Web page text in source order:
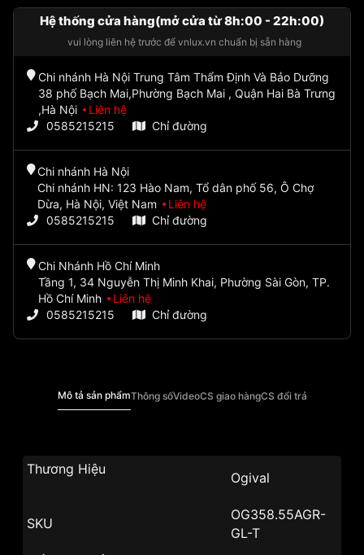
Hệ thống cửa hàng(mở cửa từ 8h:00 - 22h:00)
vui lòng liên hệ trước để vnlux.vn chuẩn bị sẵn hàng
Chi nhánh Hà Nội Trung Tâm Thẩm Định Và Bảo Dưỡng
38 phố Bạch Mai,Phường Bạch Mai , Quận Hai Bà Trưng
,Hà Nội
Liên hệ
0585215215
Chỉ đường
Chi nhánh Hà Nội
Chi nhánh HN: 123 Hào Nam, Tổ dân phố 56, Ô Chợ
Dừa, Hà Nội, Việt Nam
Liên hệ
0585215215
Chỉ đường
Chi Nhánh Hồ Chí Minh
Tầng 1, 34 Nguyễn Thị Minh Khai, Phường Sài Gòn, TP.
Hồ Chí Minh
Liên hệ
0585215215
Chỉ đường
Mô tả sản phẩmThông sốVideoCS giao hàngCS đổi trả
Thương Hiệu
Ogival
SKU
OG358.55AGR-
GL-T